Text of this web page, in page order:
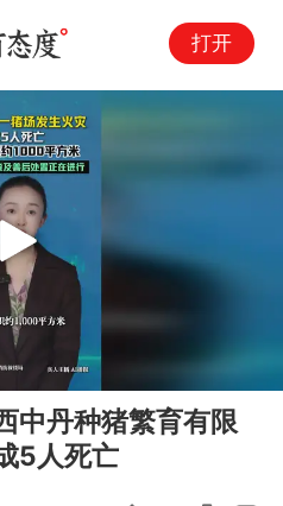
打开
Play
中丹种猪繁育有限
5人死亡